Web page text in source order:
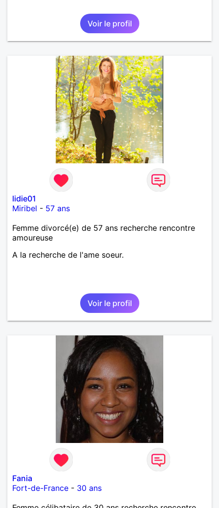
Voir le profil
lidie01
Miribel - 57 ans
Femme divorcé(e) de 57 ans recherche rencontre
amoureuse
A la recherche de l'ame soeur.
Voir le profil
Fania
Fort-de-France - 30 ans